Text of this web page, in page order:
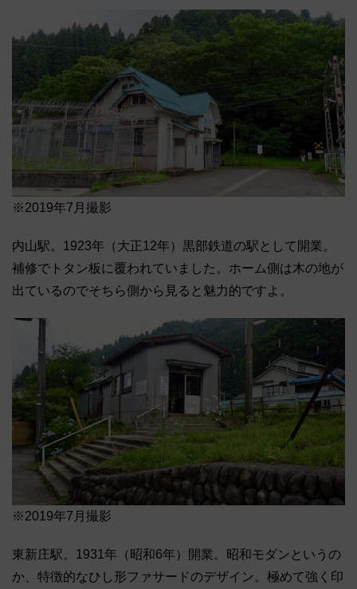
※2019年7月撮影
内山駅。1923年（大正12年）黒部鉄道の駅として開業。
補修でトタン板に覆われていました。ホーム側は木の地が
出ているのでそちら側から見ると魅力的ですよ。
※2019年7月撮影
東新庄駅。1931年（昭和6年）開業。昭和モダンというの
か、特徴的なひし形ファサードのデザイン。極めて強く印